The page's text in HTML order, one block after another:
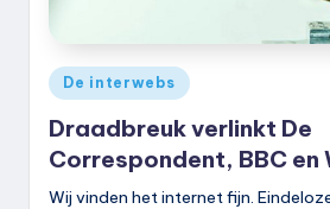
Geplaatst
in
De interwebs
Draadbreuk verlinkt De
Correspondent, BBC en
Wij vinden het internet fijn.